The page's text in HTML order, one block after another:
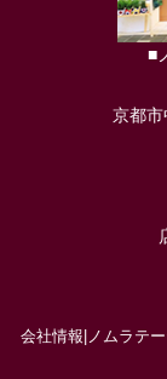
■
京都
会社情報 ノムラテ